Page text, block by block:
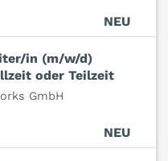
NEU
in (m/w/d)
oder Teilzeit
GmbH
NEU